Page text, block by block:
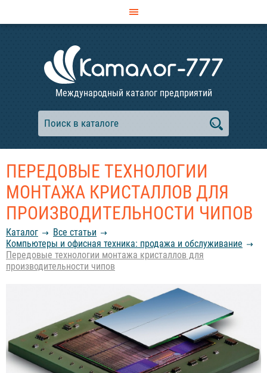
Международный каталог предприятий
ПЕРЕДОВЫЕ ТЕХНОЛОГИИ
МОНТАЖА КРИСТАЛЛОВ ДЛЯ
ПРОИЗВОДИТЕЛЬНОСТИ ЧИПОВ
Каталог
Все статьи
Компьютеры и офисная техника: продажа и обслуживание
Передовые технологии монтажа кристаллов для
производительности чипов